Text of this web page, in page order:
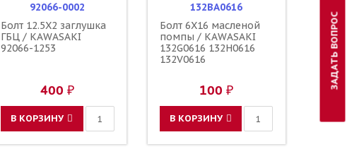
92066-0002
Болт 12.5X2 заглушка
ГБЦ / KAWASAKI
92066-1253
400 ₽
В КОРЗИНУ
132BA0616
Болт 6X16 масленой
помпы / KAWASAKI
132G0616 132H0616
132V0616
100 ₽
В КОРЗИНУ
ЗАДАТЬ ВОПРОС